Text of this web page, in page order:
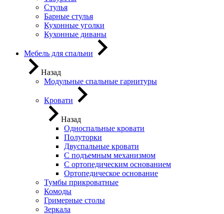
Стулья
Барные стулья
Кухонные уголки
Кухонные диваны
Мебель для спальни
Назад
Модульные спальные гарнитуры
Кровати
Назад
Односпальные кровати
Полуторки
Двуспальные кровати
С подъемным механизмом
С ортопедическим основанием
Ортопедическое основание
Тумбы прикроватные
Комоды
Гримерные столы
Зеркала